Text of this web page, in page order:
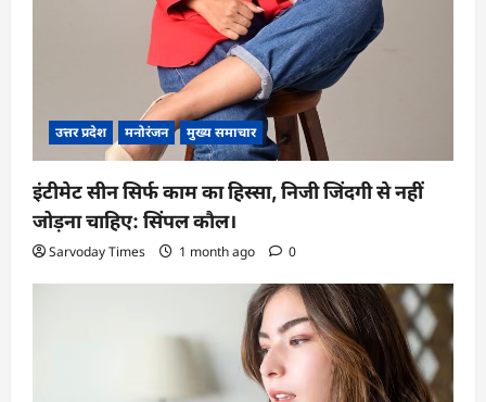
उत्तर प्रदेश मनोरंजन मुख्य समाचार
इंटीमेट सीन सिर्फ काम का हिस्सा, निजी जिंदगी से नहीं
जोड़ना चाहिए: सिंपल कौल।
Sarvoday Times 1 month ago 0